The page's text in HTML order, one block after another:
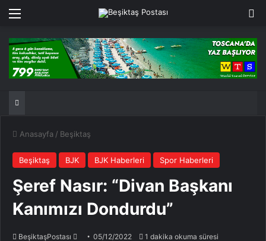
Menü
Anasayfa / Beşiktaş
Beşiktaş BJK BJK Haberleri Spor Haberleri
Şeref Nasır: “Divan Başkanı
Kanımızı Dondurdu”
BeşiktaşPostası 05/12/2022 1 dakika okuma süresi